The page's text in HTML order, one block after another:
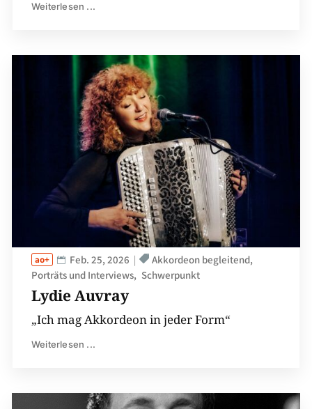
Weiterlesen ...
Lydie Auvray
Feb. 25, 2026
Akkordeon begleitend
Porträts und Interviews
Schwerpunkt
„Ich mag Akkordeon in jeder Form“
Weiterlesen ...